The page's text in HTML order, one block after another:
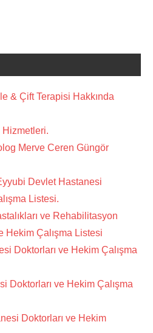
& Çift Terapisi Hakkında
Hizmetleri.
Merve Ceren Güngör
Devlet Hastanesi
Listesi.
ve Rehabilitasyon
Hekim Çalışma Listesi
Doktorları ve Hekim Çalışma
Doktorları ve Hekim Çalışma
Doktorları ve Hekim